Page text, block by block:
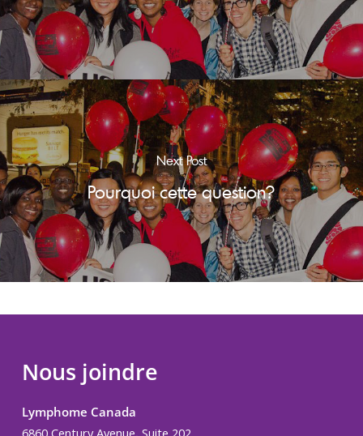
Next Post
Pourquoi cette question?
Nous joindre
Lymphome Canada
6860 Century Avenue, Suite 202